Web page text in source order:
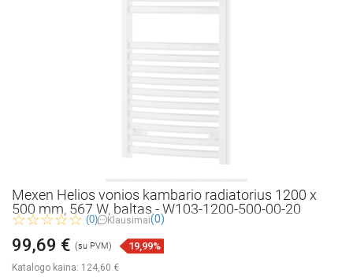
Mexen Helios vonios kambario radiatorius 1200 x
500 mm, 567 W, baltas - W103-1200-500-00-20
(0) Klausimai(0)
Katalogo kaina: 124,60 €
99,69 € (su PVM) 19,99%